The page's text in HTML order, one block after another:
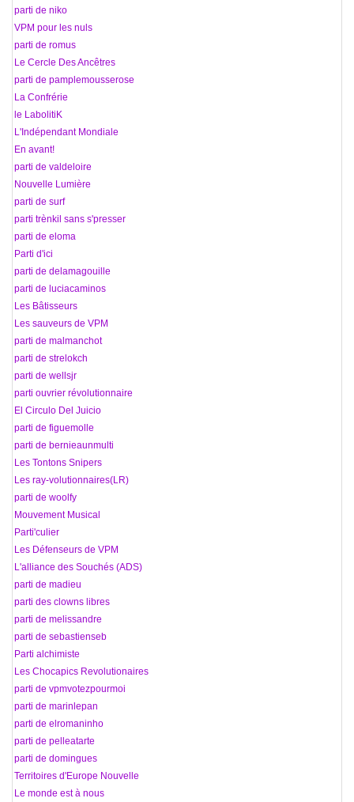
44 parti de niko
45 VPM pour les nuls
46 parti de romus
47 Le Cercle Des Ancêtres
48 parti de pamplemousserose
49 La Confrérie
50 le LabolitiK
51 L'Indépendant Mondiale
52 En avant!
53 parti de valdeloire
54 Nouvelle Lumière
55 parti de surf
56 parti trènkil sans s'presser
57 parti de eloma
58 Parti d'ici
59 parti de delamagouille
60 parti de luciacaminos
61 Les Bâtisseurs
62 Les sauveurs de VPM
63 parti de malmanchot
64 parti de strelokch
65 parti de wellsjr
66 parti ouvrier révolutionnaire
67 El Circulo Del Juicio
68 parti de figuemolle
69 parti de bernieaunmulti
70 Les Tontons Snipers
71 Les ray-volutionnaires(LR)
72 parti de woolfy
73 Mouvement Musical
74 Parti'culier
75 Les Défenseurs de VPM
76 L'alliance des Souchés (ADS)
77 parti de madieu
78 parti des clowns libres
79 parti de melissandre
80 parti de sebastienseb
81 Parti alchimiste
82 Les Chocapics Revolutionaires
83 parti de vpmvotezpourmoi
84 parti de marinlepan
85 parti de elromaninho
86 parti de pelleatarte
87 parti de domingues
88 Territoires d'Europe Nouvelle
89 Le monde est à nous